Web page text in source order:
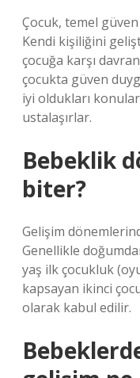
Çocuk, temel
Kendi kişiliğini
çocuğa karşı
çocukta güven
iyi oldukları
ustalaşırlar.
Bebeklik
biter?
Gelişim
Genellikle
yaş ilk çocukluk
kapsayan ikinci
olarak kabul edilir.